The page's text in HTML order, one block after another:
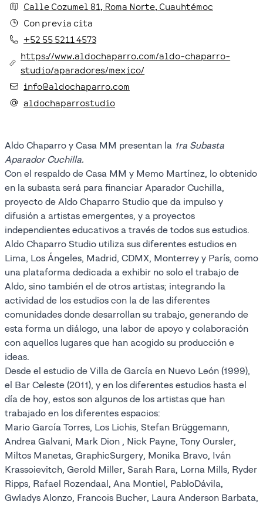
Calle Cozumel 81 , Roma Norte, Cuauhtémoc
Con previa cita
+52 55 5211 4573
https://www.aldochaparro.com/aldo-chaparro-
studio/aparadores/mexico/
info@aldochaparro.com
aldochaparrostudio
Aldo Chaparro y Casa MM presentan la 1ra Subasta
Aparador Cuchilla.
Con el respaldo de Casa MM y Memo Martínez, lo obtenido
en la subasta será para financiar Aparador Cuchilla,
proyecto de Aldo Chaparro Studio que da impulso y
difusión a artistas emergentes, y a proyectos
independientes educativos a través de todos sus estudios.
Aldo Chaparro Studio utiliza sus diferentes estudios en
Lima, Los Ángeles, Madrid, CDMX, Monterrey y París, como
una plataforma dedicada a exhibir no solo el trabajo de
Aldo, sino también el de otros artistas; integrando la
actividad de los estudios con la de las diferentes
comunidades donde desarrollan su trabajo, generando de
esta forma un diálogo, una labor de apoyo y colaboración
con aquellos lugares que han acogido su producción e
ideas.
Desde el estudio de Villa de García en Nuevo León (1999),
el Bar Celeste (2011), y en los diferentes estudios hasta el
día de hoy, estos son algunos de los artistas que han
trabajado en los diferentes espacios:
Mario García Torres, Los Lichis, Stefan Brüggemann,
Andrea Galvani, Mark Dion , Nick Payne, Tony Oursler,
Miltos Manetas, GraphicSurgery, Monika Bravo, Iván
Krassoievitch, Gerold Miller, Sarah Rara, Lorna Mills, Ryder
Ripps, Rafael Rozendaal, Ana Montiel, PabloDávila,
Gwladys Alonzo, Francois Bucher, Laura Anderson Barbata,